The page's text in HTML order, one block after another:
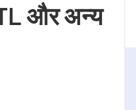
और अन्य